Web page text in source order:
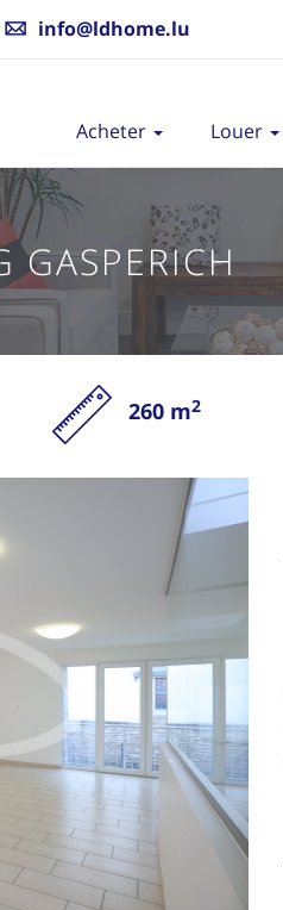
info@ldhome.lu
Acheter Louer
GASPERICH
260 m2